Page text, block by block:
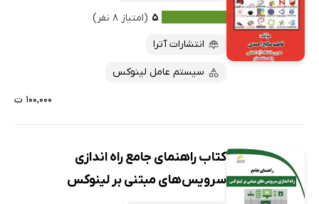
۵ (امتیاز ۸ نفر)
انتشارات آترا
سیستم عامل لینوکس
۱۰۰,۰۰۰ ت
کتاب راهنمای جامع راه اندازی
سرویس‌های مبتنی بر لینوکس